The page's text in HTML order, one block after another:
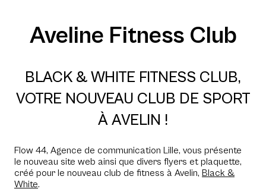
Aveline Fitness Club
BLACK & WHITE FITNESS CLUB,
VOTRE NOUVEAU CLUB DE SPORT
À AVELIN !
Flow 44, Agence de communication Lille, vous présente
le nouveau site web ainsi que divers flyers et plaquette,
créé pour le nouveau club de fitness à Avelin, Black &
White.